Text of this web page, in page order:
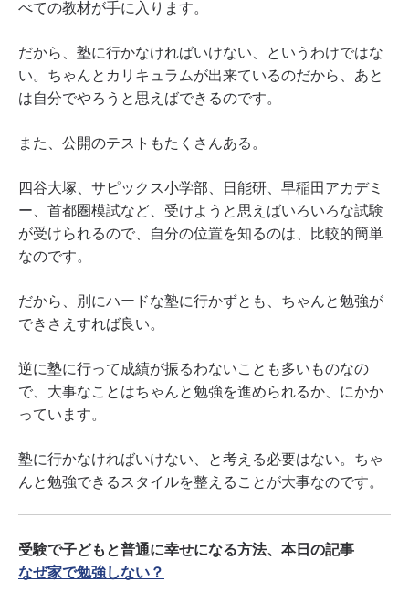
べての教材が手に入ります。
だから、塾に行かなければいけない、というわけではな
い。ちゃんとカリキュラムが出来ているのだから、あと
は自分でやろうと思えばできるのです。
また、公開のテストもたくさんある。
四谷大塚、サピックス小学部、日能研、早稲田アカデミ
ー、首都圏模試など、受けようと思えばいろいろな試験
が受けられるので、自分の位置を知るのは、比較的簡単
なのです。
だから、別にハードな塾に行かずとも、ちゃんと勉強が
できさえすれば良い。
逆に塾に行って成績が振るわないことも多いものなの
で、大事なことはちゃんと勉強を進められるか、にかか
っています。
塾に行かなければいけない、と考える必要はない。ちゃ
んと勉強できるスタイルを整えることが大事なのです。
受験で子どもと普通に幸せになる方法、本日の記事
なぜ家で勉強しない？